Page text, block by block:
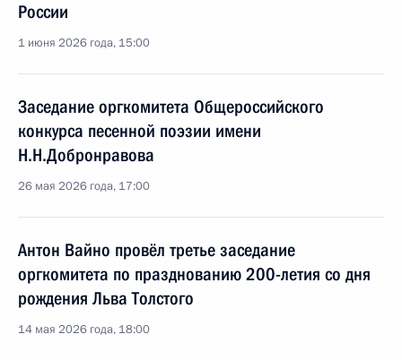
России
1 июня 2026 года, 15:00
Заседание оргкомитета Общероссийского
конкурса песенной поэзии имени
Н.Н.Добронравова
26 мая 2026 года, 17:00
Антон Вайно провёл третье заседание
оргкомитета по празднованию 200-летия со дня
рождения Льва Толстого
14 мая 2026 года, 18:00